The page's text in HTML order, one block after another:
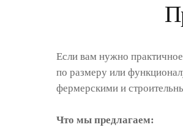
Если вам нужно
по размеру или
фермерскими и
Что мы предлагаем: